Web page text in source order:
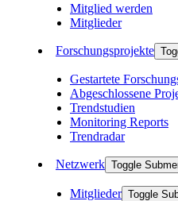
Mitglied werden
Mitglieder
Forschungsprojekte
Gestartete
Abgeschlossene
Trendstudien
Monitoring Reports
Trendradar
Netzwerk Toggle
Mitglieder Toggle